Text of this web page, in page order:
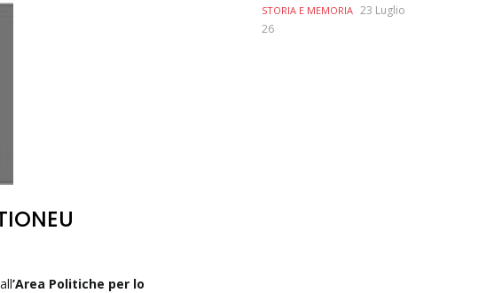
’Area Politiche per lo
STORIA E MEMORIA 23 Luglio
26